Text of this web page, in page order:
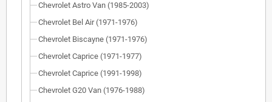
Chevrolet Astro Van (1985-2003)
Chevrolet Bel Air (1971-1976)
Chevrolet Biscayne (1971-1976)
Chevrolet Caprice (1971-1977)
Chevrolet Caprice (1991-1998)
Chevrolet G20 Van (1976-1988)